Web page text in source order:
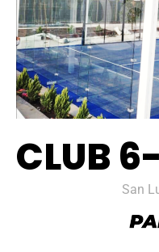
CLUB
San